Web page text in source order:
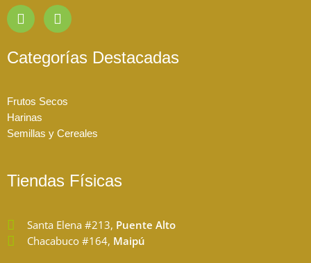
I
n
s
t
a
r
a
m
F
a
c
e
b
k
Categorías Destacadas
Frutos Secos
Harinas
Semillas y Cereales
Tiendas Físicas
Santa Elena #213, Puente Alto
Chacabuco #164, Maipú